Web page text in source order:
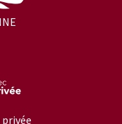
privée